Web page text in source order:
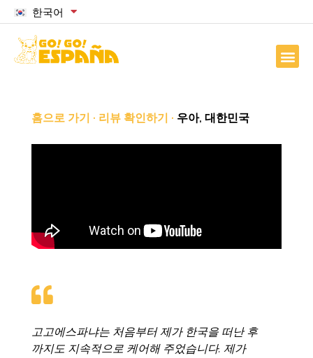
한국어
홈으로 가기 · 리뷰 확인하기 · 우아, 대한민국
고고에스파냐는 처음부터 제가 한국을 떠난 후
까지도 지속적으로 케어해 주었습니다. 제가